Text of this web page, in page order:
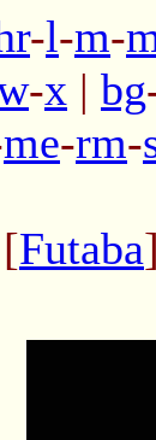
-l-m-
-x | bg
me-rm-
Futaba